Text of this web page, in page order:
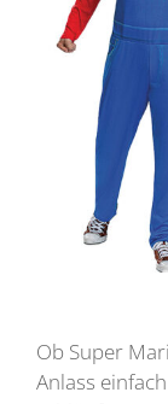
Ob Super
Anlass